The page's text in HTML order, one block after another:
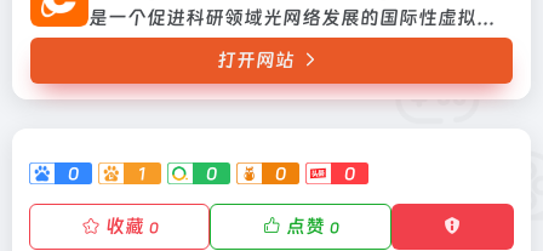
是一个促进科研领域光网络发展的国际性虚拟组织是一个促进科研领域光网络发展的国际性虚拟组织
打开网站
0 1 0 0 0
收藏 0 点赞 0